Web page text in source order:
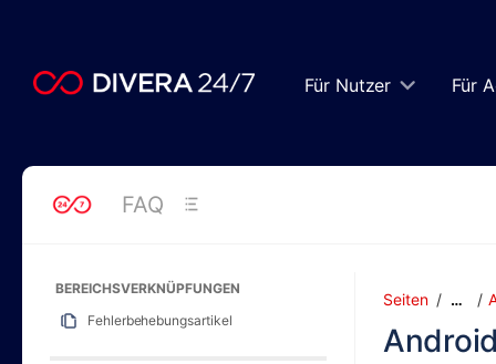
assistive.skiplink.to.breadcrumbs
assistive.skiplink.to.header.menu
Für Nutzer Für
FAQ
BEREICHSVERKNÜPFUNGEN
Fehlerbehebungsartikel
Seiten …